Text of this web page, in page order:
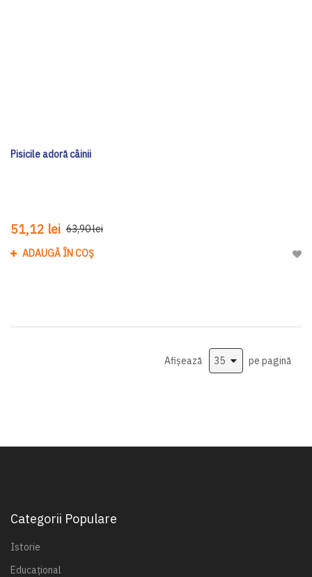
Pisicile adoră câinii
51,12 lei 63,90 lei
ADAUGĂ ÎN COȘ
Afișează pe pagină
Categorii Populare
Istorie
Educațional